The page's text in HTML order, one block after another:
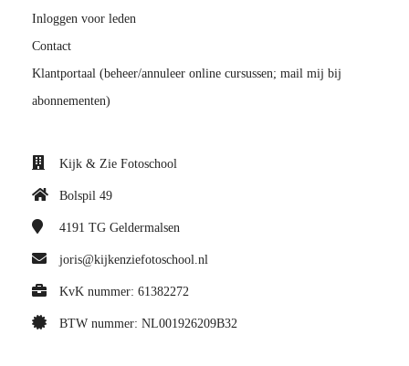
Inloggen voor leden
Contact
Klantportaal (beheer/annuleer online cursussen; mail mij bij
abonnementen)
Kijk & Zie Fotoschool
Bolspil 49
4191 TG Geldermalsen
joris@kijkenziefotoschool.nl
KvK nummer: 61382272
BTW nummer: NL001926209B32